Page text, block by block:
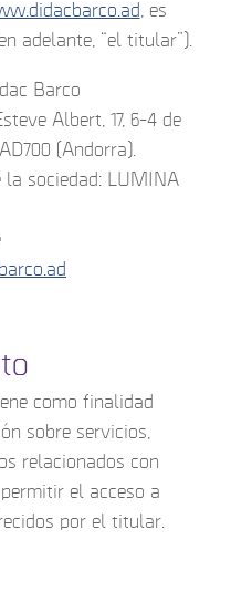
, es
adelante, “el titular”).
Barco
Albert, 17, 6-4 de
(Andorra).
la sociedad: LUMINA
como finalidad
sobre servicios,
relacionados con
el acceso a
por el titular.